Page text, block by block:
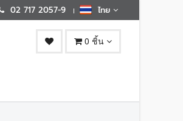
02 717 2057-9 ไทย
0 ชิ้น